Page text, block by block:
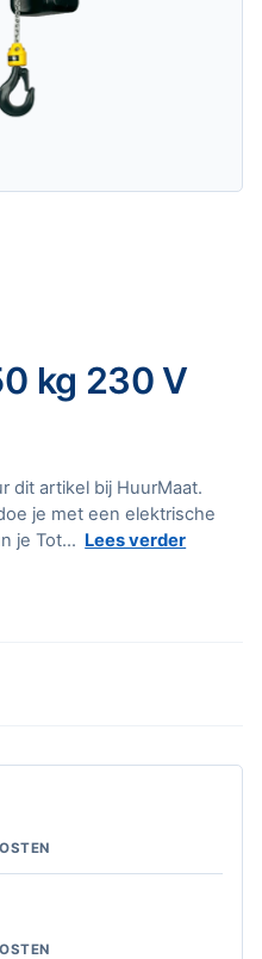
kg 230 V
dit artikel bij HuurMaat.
je met een elektrische
je Tot... Lees verder